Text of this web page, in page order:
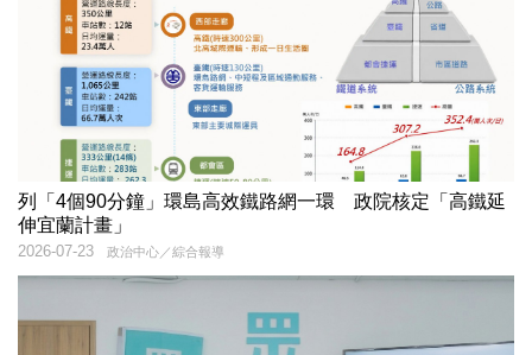
列「4個90分鐘」環島高效鐵路網一環 政院核定「高鐵延
伸宜蘭計畫」
政治中心／綜合報導
2026-07-23